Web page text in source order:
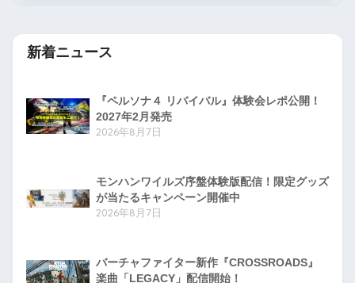
新着ニュース
『ペルソナ４ リバイバル』体験会レポ公開！
2027年2月発売
2026年8月7日
モンハンワイルズ序盤体験版配信！限定グッズ
が当たるキャンペーン開催中
2026年8月7日
バーチャファイター新作『CROSSROADS』
楽曲「LEGACY」配信開始！